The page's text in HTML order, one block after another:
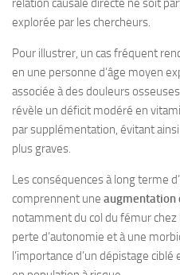
relation causale directe ne soit
explorée par les chercheurs.
Pour illustrer, un cas fréquent
en une personne d’âge moyen
associée à des douleurs
révèle un déficit modéré en
par supplémentation, évitant
plus graves.
Les conséquences à long terme
comprennent une augmentation
notamment du col du fémur chez
perte d’autonomie et à une
l’importance d’un dépistage